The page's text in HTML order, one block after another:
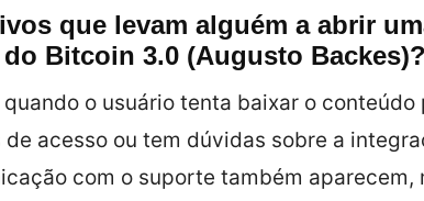
que levam alguém a abrir
Bitcoin 3.0 (Augusto Backes)?
o usuário tenta baixar o conteúdo
acesso ou tem dúvidas sobre a
com o suporte também aparecem,